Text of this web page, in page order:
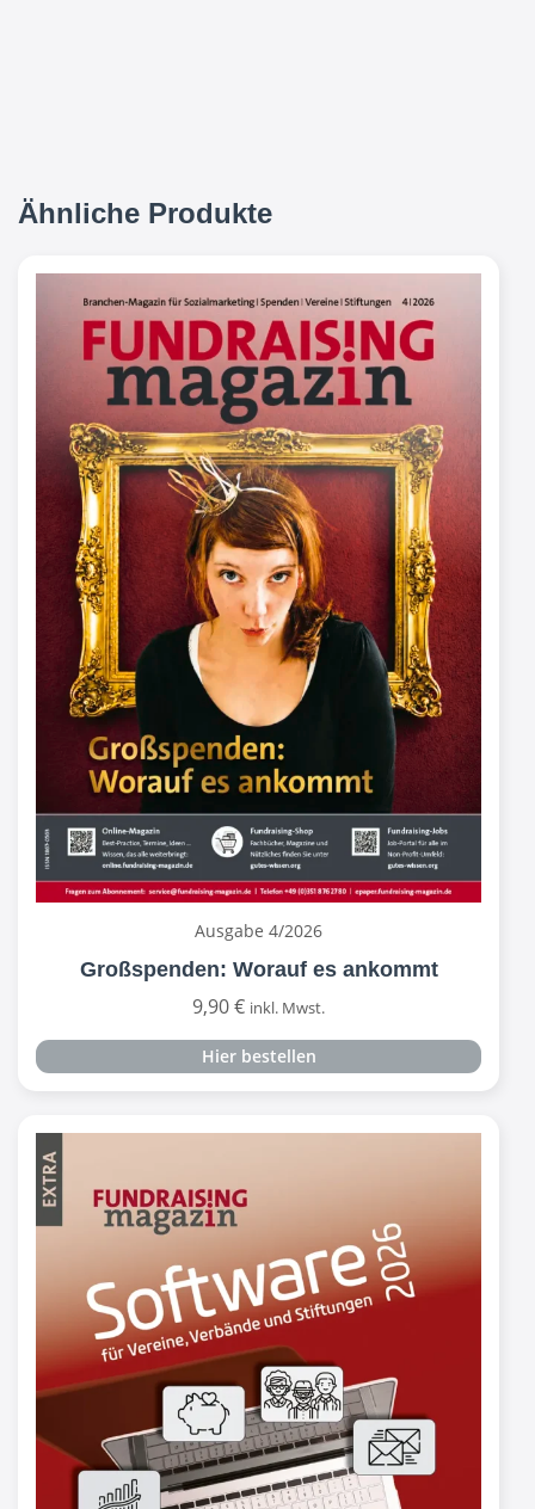
Ähnliche Produkte
Ausgabe 4/2026
Großspenden: Worauf es ankommt
9,90€ inkl. Mwst.
Hier bestellen